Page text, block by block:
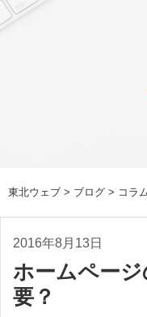
東北ウェブ > ブログ > コラ
2016年8月13日
ホームペー
要？